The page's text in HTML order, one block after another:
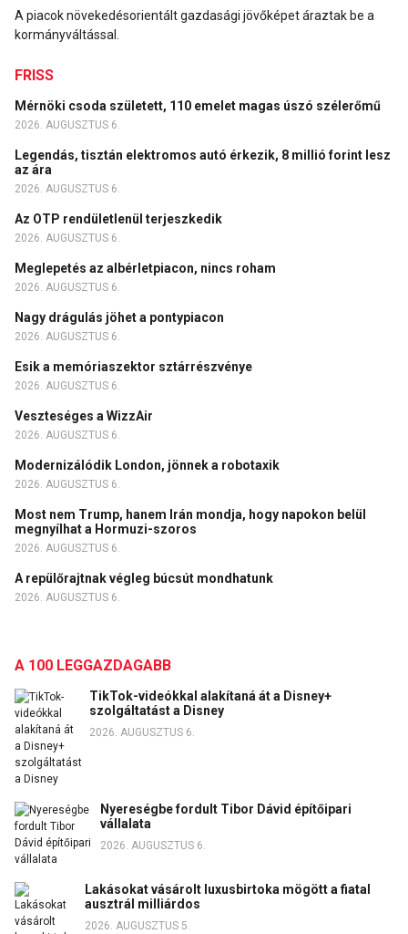
A piacok növekedésorientált gazdasági jövőképet áraztak be a
kormányváltással.
FRISS
Mérnöki csoda született, 110 emelet magas úszó szélerőmű
2026. AUGUSZTUS 6.
Legendás, tisztán elektromos autó érkezik, 8 millió forint lesz
az ára
2026. AUGUSZTUS 6.
Az OTP rendületlenül terjeszkedik
2026. AUGUSZTUS 6.
Meglepetés az albérletpiacon, nincs roham
2026. AUGUSZTUS 6.
Nagy drágulás jöhet a pontypiacon
2026. AUGUSZTUS 6.
Esik a memóriaszektor sztárrészvénye
2026. AUGUSZTUS 6.
Veszteséges a WizzAir
2026. AUGUSZTUS 6.
Modernizálódik London, jönnek a robotaxik
2026. AUGUSZTUS 6.
Most nem Trump, hanem Irán mondja, hogy napokon belül
megnyílhat a Hormuzi-szoros
2026. AUGUSZTUS 6.
A repülőrajtnak végleg búcsút mondhatunk
2026. AUGUSZTUS 6.
A 100 LEGGAZDAGABB
TikTok-videókkal alakítaná át a Disney+
szolgáltatást a Disney
2026. AUGUSZTUS 6.
Nyereségbe fordult Tibor Dávid építőipari
vállalata
2026. AUGUSZTUS 6.
Lakásokat vásárolt luxusbirtoka mögött a fiatal
ausztrál milliárdos
2026. AUGUSZTUS 5.